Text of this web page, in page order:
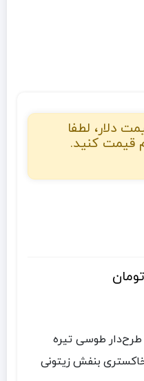
دلار، لطفا
قیمت کنید.
تومان
طوسی تیره
بنفشزیتونی